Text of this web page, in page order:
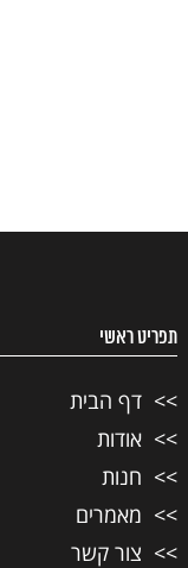
תפריט ראשי
דף הבית
אודות
חנות
מאמרים
צור קשר